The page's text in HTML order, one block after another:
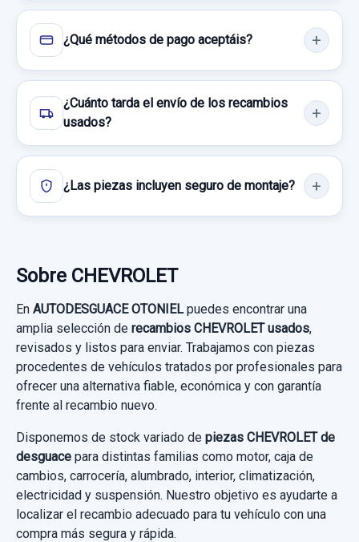
5 PIN
CERRADURA PUERTA DELANTERA... usado.
CHEVROLET CRUZE 2.0 DIESEL CAT
30,00 €
Sin IVA, gastos de envío no incluidos.
Consultar por whatsapp
Consultar por whatsapp
ENGANCHE CINTURON 13354863 TRASERO
IZQUIERDO DOBLE
ENGANCHE CINTURON 13354863
CHEVROLET CRUZE 2.0 DIESEL CAT
Garantía 1 año
Ref: 825200 OEM:13354863
Sin IVA, gastos de envío no incluidos.
¿Qué métodos de pago aceptáis?
¿Cuánto tarda el envío de los recambios
usados?
¿Las piezas incluyen seguro de montaje?
Sobre CHEVROLET
En AUTODESGUACE OTONIELpuedes encontrar una
amplia selección de recambios CHEVROLET usados,
revisados y listos para enviar. Trabajamos con piezas
procedentes de vehículos tratados por profesionales para
ofrecer una alternativa fiable, económica y con garantía
frente al recambio nuevo.
Disponemos de stock variado de piezas CHEVROLET de
desguace para distintas familias como motor, caja de
cambios, carrocería, alumbrado, interior, climatización,
electricidad y suspensión. Nuestro objetivo es ayudarte a
localizar el recambio adecuado para tu vehículo con una
compra más segura y rápida.